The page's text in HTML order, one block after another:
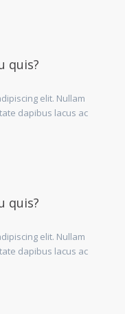
quis?
elit. Nullam
dapibus lacus ac
quis?
elit. Nullam
dapibus lacus ac